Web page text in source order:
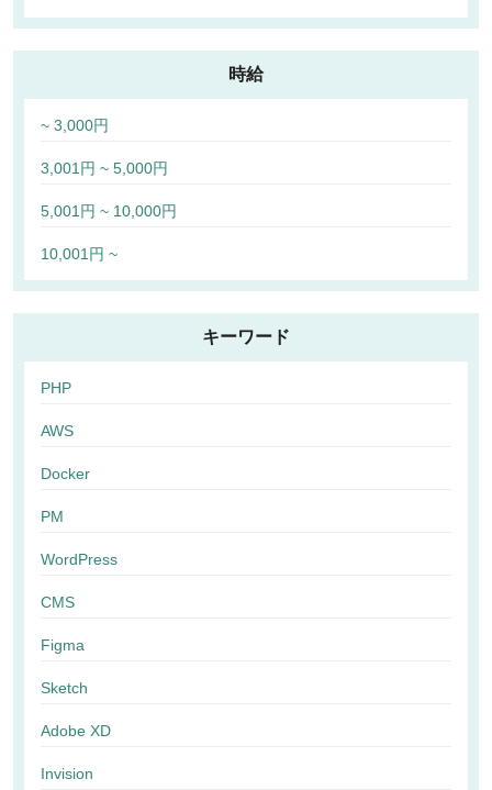
時給
~ 3,000円
3,001円 ~ 5,000円
5,001円 ~ 10,000円
10,001円 ~
キーワード
PHP
AWS
Docker
PM
WordPress
CMS
Figma
Sketch
Adobe XD
Invision